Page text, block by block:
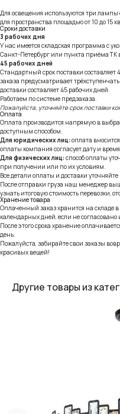
Для освещения используются три лампы
для пространства площадью от 10 до 15
Сроки доставки
3 рабочих дня
У нас имеется складская программа с
Санкт-Петербург или пункта приёма ТК
45 рабочих дней
Стандартный срок поставки составляет
заказа предусматривает
доставки составляет 45 рабочих дней.
Работаем по системе предзаказа.
Пожалуйста, уточняйте срок поставки
Оплата
Оплата производится напрямую в
доступным способом.
Для юридических лиц: оплата
оплаты компания согласует дату и
Для физических лиц: способ оплаты
при получении или по их условиям.
Все детали оплаты и доставки
После отправки груза наш менеджер
узнать итоговую стоимость перевозки,
Хранение товара
Оплаченный заказ хранится на складе
календарных дней, если не согласовано
После этого срока хранение
день.
Пожалуйста, забирайте свои заказы
красивых вещей!
Другие товары из